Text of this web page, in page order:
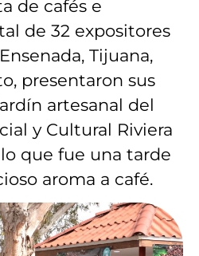
de cafés e
de 32 expositores
Tijuana,
presentaron sus
artesanal del
y Cultural Riviera
que fue una tarde
aroma a café.